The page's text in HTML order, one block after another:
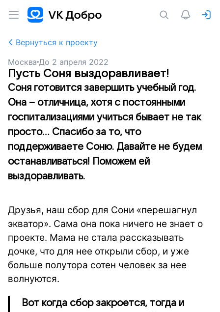
Вернуться к проекту
Москва До 2 апреля 2022
Пусть Соня выздоравливает!
Соня готовится завершить учебный год.
Она – отличница, хотя с постоянными
госпитализациями учиться бывает не так
просто... Спасибо за то, что
поддерживаете Соню. Давайте не будем
останавливаться! Поможем ей
выздоравливать.
Друзья, наш сбор для Сони «перешагнул
экватор». Сама она пока ничего не знает о
проекте. Мама не стала рассказывать
дочке, что для нее открыли сбор, и уже
больше полутора сотен человек за нее
волнуются.
Вот когда сбор закроется, тогда и